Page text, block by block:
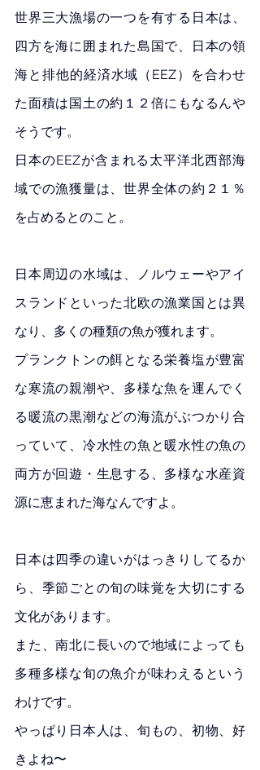
世界三大漁場の一つを有する日本は、
四方を海に囲まれた島国で、日本の領
海と排他的経済水域（EEZ）を合わせ
た面積は国土の約１２倍にもなるんや
そうです。
日本のEEZが含まれる太平洋北西部海
域での漁獲量は、世界全体の約２１％
を占めるとのこと。
日本周辺の水域は、ノルウェーやアイ
スランドといった北欧の漁業国とは異
なり、多くの種類の魚が獲れます。
プランクトンの餌となる栄養塩が豊富
な寒流の親潮や、多様な魚を運んでく
る暖流の黒潮などの海流がぶつかり合
っていて、冷水性の魚と暖水性の魚の
両方が回遊・生息する、多様な水産資
源に恵まれた海なんですよ。
日本は四季の違いがはっきりしてるか
ら、季節ごとの旬の味覚を大切にする
文化があります。
また、南北に長いので地域によっても
多種多様な旬の魚介が味わえるという
わけです。
やっぱり日本人は、旬もの、初物、好
きよね〜